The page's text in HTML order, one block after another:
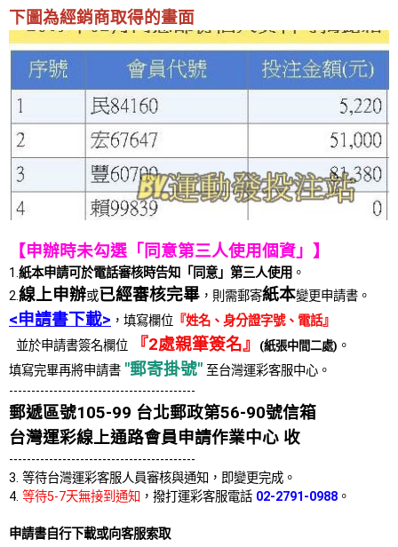
下圖為經銷商取得的畫面
【申辦時未勾選「同意第三人使用個資」】
1.紙本申請可於電話審核時告知「同意」第三人使用 。
2.線上申辦或已經審核完畢 ，則需郵寄紙本變更申請書。
<申請書下載> ，填寫欄位 『姓名、身分證字號、電話』
並於申請書簽名欄位
『2處親筆簽名』 (紙張中間二處) 。
填寫完畢再將申請書 "郵寄掛號" 至台灣運彩客服中心。
------------------------------------------
郵遞區號105-99 台北郵政第56-90號信箱
台灣運彩線上通路會員申請作業中心 收
------------------------------------------
3. 等待台灣運彩客服人員審核與通知，即變更完成。
4. 等待5-7天無接到通知 ，撥打運彩客服電話 02-2791-0988 。
申請書自行下載或向客服索取